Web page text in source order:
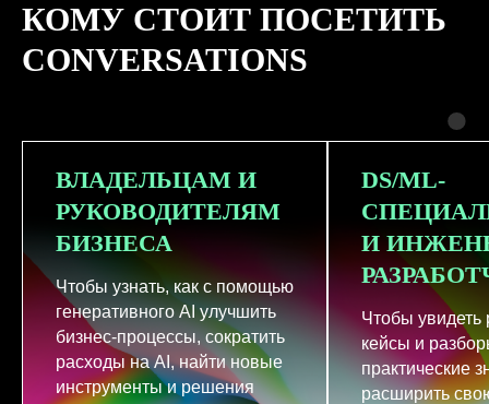
КОМУ СТОИТ ПОСЕТИТЬ
CONVERSATIONS
ВЛАДЕЛЬЦАМ И
РУКОВОДИТЕЛЯМ
БИЗНЕСА
Чтобы узнать, как с помощью
генеративного AI улучшить
бизнес-процессы, сократить
расходы на AI, найти новые
инструменты и решения
DS/ML-
И
Чтобы увидеть
кейсы и
практические
расширить